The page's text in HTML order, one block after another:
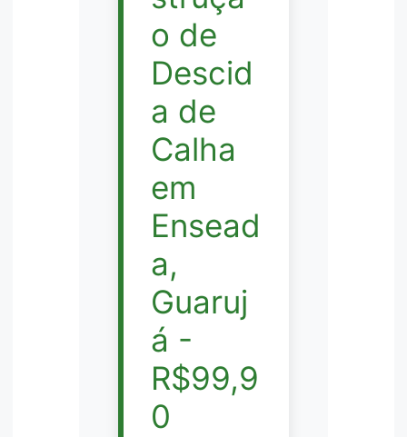
o de
Descid
a de
Calha
em
Ensead
a,
Guaruj
á -
R$99,9
0